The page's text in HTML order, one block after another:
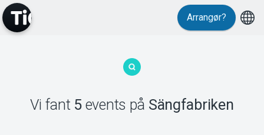
MyTickster
Arrangør?
Vi fant 5events på Sängfabriken